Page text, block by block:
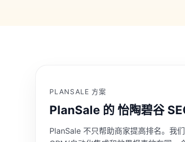
PLANSALE 方案
PlanSale 的 怡陶碧谷
PlanSale 不只帮助商家提高排名。我